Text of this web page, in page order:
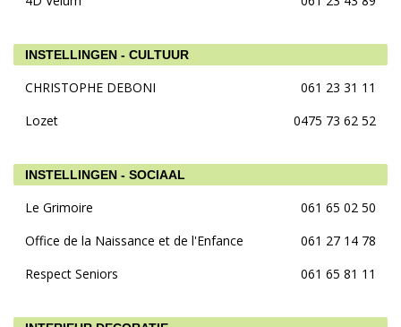
INSTELLINGEN - CULTUUR
CHRISTOPHE DEBONI
061 23 31 11
Lozet
0475 73 62 52
INSTELLINGEN - SOCIAAL
Le Grimoire
061 65 02 50
Office de la Naissance et de l'Enfance
061 27 14 78
Respect Seniors
061 65 81 11